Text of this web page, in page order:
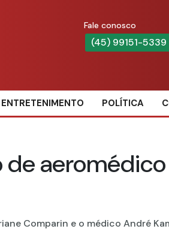
Fale conosco
(45) 99151-5339
ENTRETENIMENTO POLÍTICA
Comparin e o médico André